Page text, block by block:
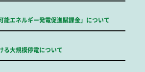
能エネルギー発電促進賦課金」について
る大規模停電について